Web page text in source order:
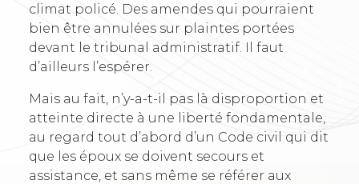
climat policé. Des amendes qui pourraient
bien être annulées sur plaintes portées
devant le tribunal administratif. Il faut
d’ailleurs l’espérer.
Mais au fait, n’y-a-t-il pas là disproportion et
atteinte directe à une liberté fondamentale,
au regard tout d’abord d’un Code civil qui dit
que les époux se doivent secours et
assistance, et sans même se référer aux